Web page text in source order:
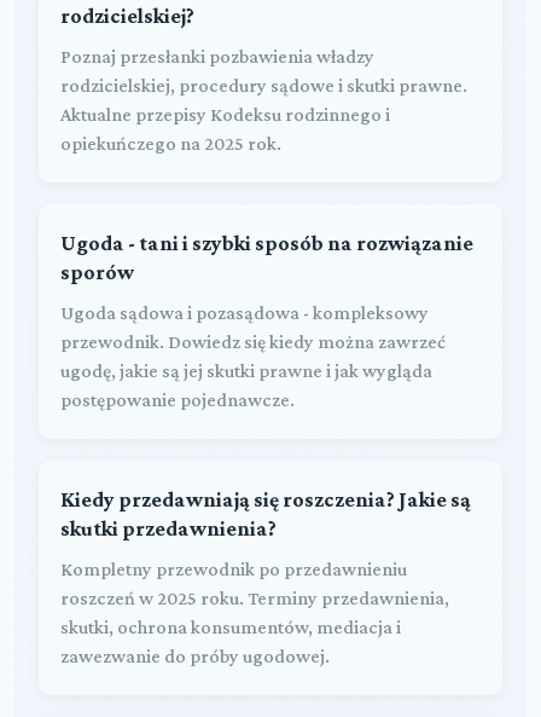
rodzicielskiej?
Poznaj przesłanki pozbawienia władzy
rodzicielskiej, procedury sądowe i skutki prawne.
Aktualne przepisy Kodeksu rodzinnego i
opiekuńczego na 2025 rok.
Ugoda - tani i szybki sposób na rozwiązanie
sporów
Ugoda sądowa i pozasądowa - kompleksowy
przewodnik. Dowiedz się kiedy można zawrzeć
ugodę, jakie są jej skutki prawne i jak wygląda
postępowanie pojednawcze.
Kiedy przedawniają się roszczenia? Jakie są
skutki przedawnienia?
Kompletny przewodnik po przedawnieniu
roszczeń w 2025 roku. Terminy przedawnienia,
skutki, ochrona konsumentów, mediacja i
zawezwanie do próby ugodowej.